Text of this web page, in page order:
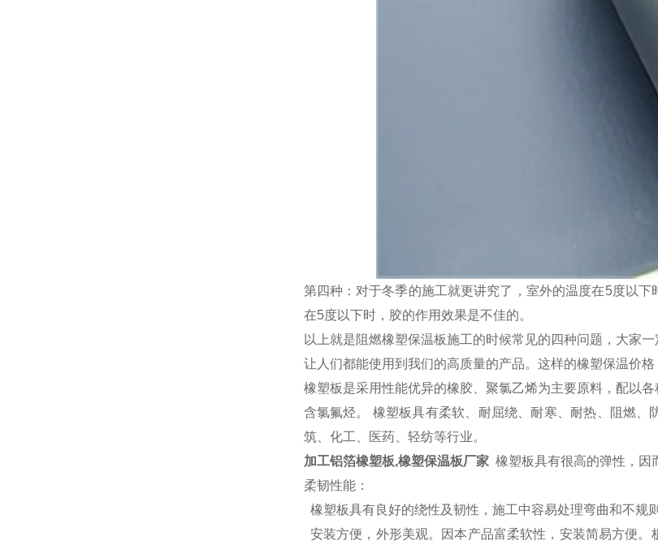
第四种：对于冬季的施工就更讲究了，室外的温度在5度以
在5度以下时，胶的作用效果是不佳的。
以上就是阻燃橡塑保温板施工的时候常见的四种问题，大家
让人们都能使用到我们的高质量的产品。这样的橡塑保温价格
橡塑板是采用性能优异的橡胶、聚氯乙烯为主要原料，配以
含氯氟烃。 橡塑板具有柔软、耐屈绕、耐寒、耐热、阻燃
筑、化工、医药、轻纺等行业。
加工铝箔橡塑板,橡塑保温板厂家橡塑板具有很高的弹性，因
柔韧性能：
橡塑板具有良好的绕性及韧性，施工中容易处理弯曲和不规
安装方便，外形美观。因本产品富柔软性，安装简易方便